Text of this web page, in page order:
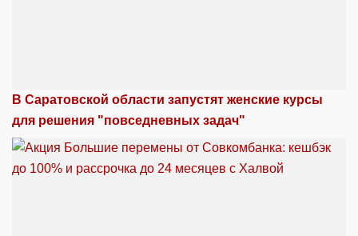
В Саратовской области запустят женские курсы
для решения "повседневных задач"